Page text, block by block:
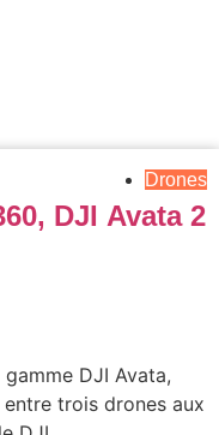
Drones
DJI Avata 2
DJI Avata,
trois drones aux